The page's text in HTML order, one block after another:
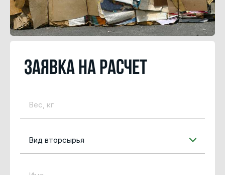
Заявка на расчет
Вид вторсырья